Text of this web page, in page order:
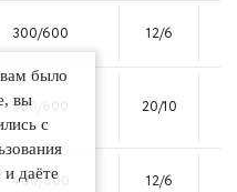
300/600 12/6
300/600 20/10
400/800 12/6
было
вы
с
даёте